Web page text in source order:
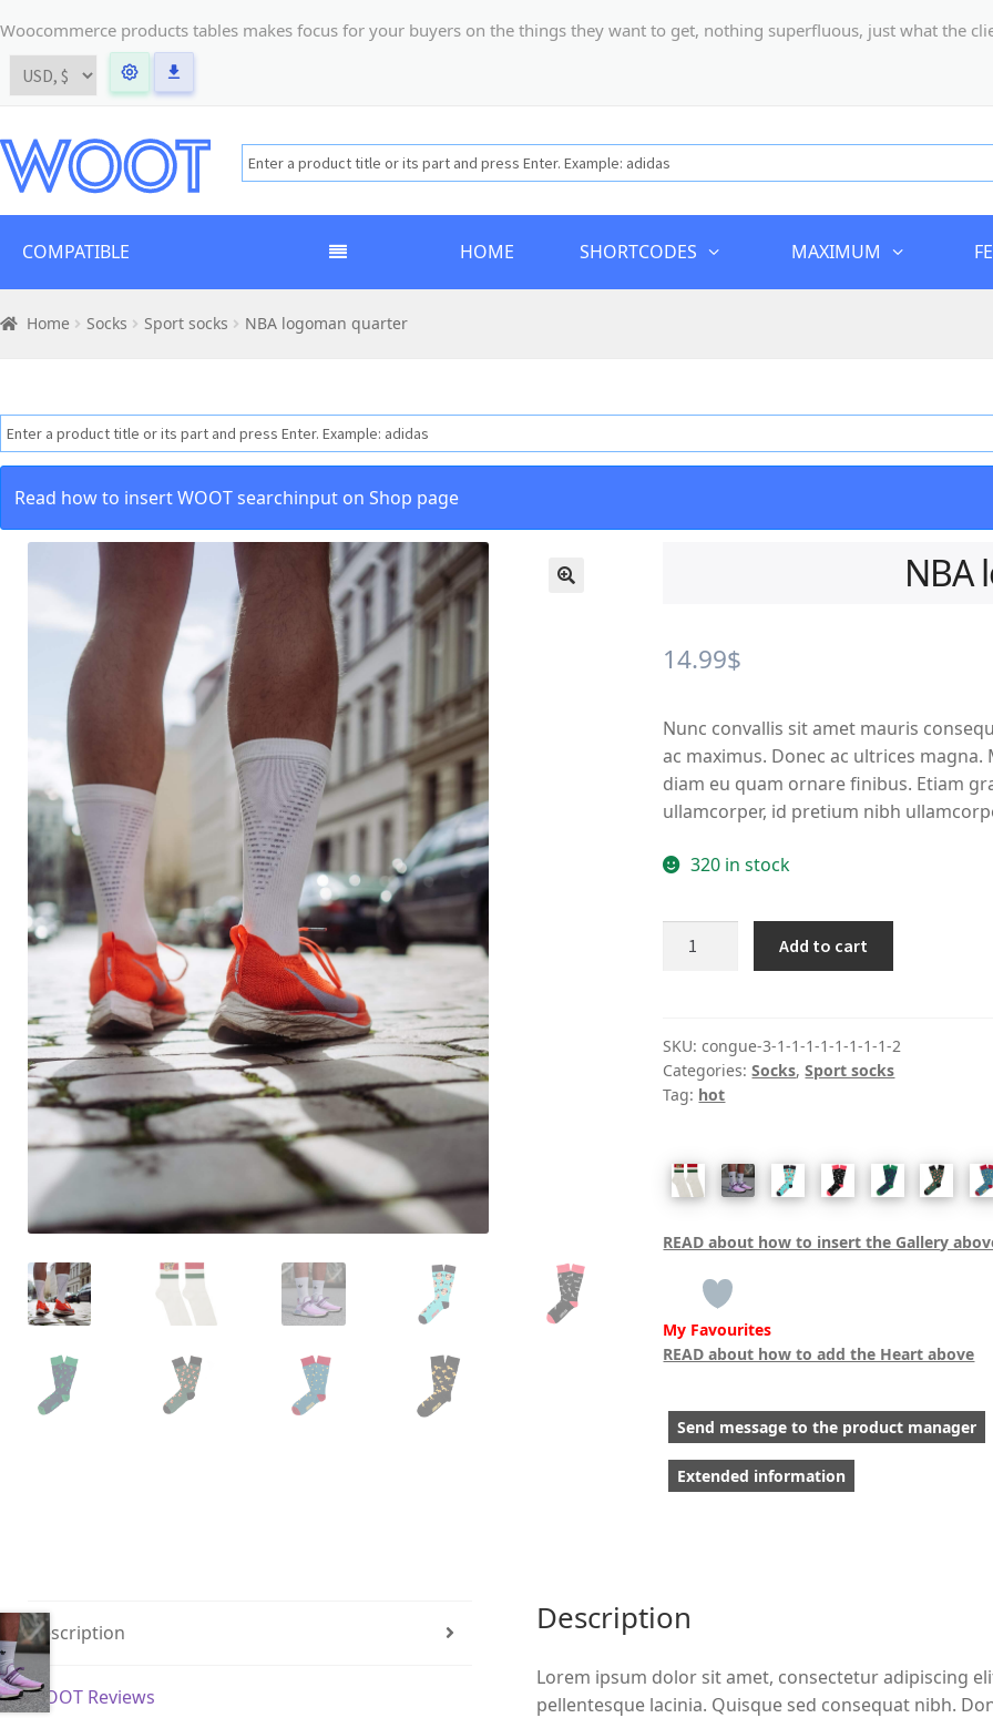
Woocommerce products tables makes focus for your buyers on the things they want to get, nothing superfluous, just what the
COMPATIBLE HOME SHORTCODES MAXIMUM
Home Socks Sport socks NBA logoman quarter
Read how to insert WOOT searchinput on Shop page
NBA
14.99$
Nunc convallis sit amet mauris
ac maximus. Donec ac ultrices
diam eu quam ornare finibus. Etiam
ullamcorper, id pretium nibh
320 in stock
Add to cart
SKU:congue-3-1-1-1-1-1-1-1-1-2
Categories:Socks,Sport socks
Tag: hot
READ about how to insert the Gallery
My Favourites
READ about how to add the Heart above
Send message to the product manager
Extended information
Description
WOOT Reviews
Description
Lorem ipsum dolor sit amet, consectetur adipiscing
pellentesque lacinia. Quisque sed consequat nibh.